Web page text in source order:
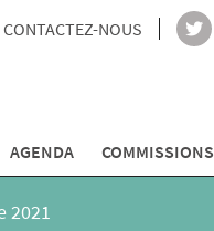
CONTACTEZ-NOUS
AGENDA COMMISSIONS
2021